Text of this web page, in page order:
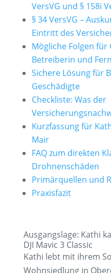
VersVG und § 158i
§ 34 VersVG –
Eintritt des
Mögliche Folgen für
Betreiberin und
Sichere Lösung für
Geschädigte
Checkliste: Was der
Kurzfassung für
Mair
FAQ zum direkten
Drohnenschäden
Primärquellen und
Praxisfazit
Ausgangslage: Kathi
DJI Mavic 3 Classic
Kathi lebt mit ihrem
Wohnsiedlung in